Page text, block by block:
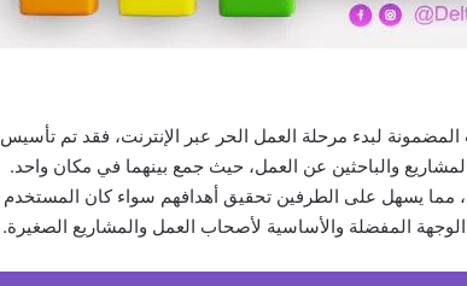
لبدء مرحلة العمل الحر عبر الإنترنت، فقد تم تأسيس
مما يسهل على الطرفين تحقيق أهدافهم سواء كان المستخدم
المفضلة والأساسية لأصحاب العمل والمشاريع الصغيرة.